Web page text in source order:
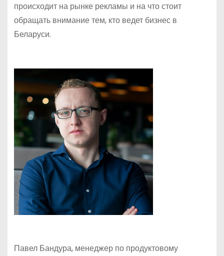
происходит на рынке рекламы и на что стоит
обращать внимание тем, кто ведет бизнес в
Беларуси.
Павел Бандура, менеджер по продуктовому